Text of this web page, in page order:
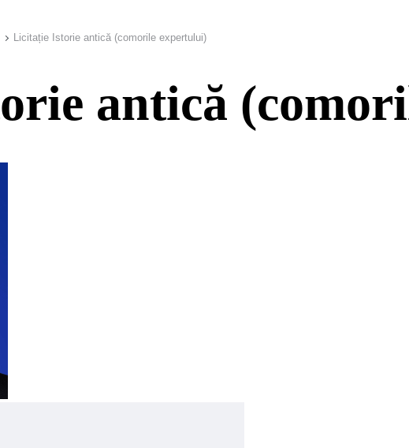
Licitație Istorie antică (comorile expertului)
antică